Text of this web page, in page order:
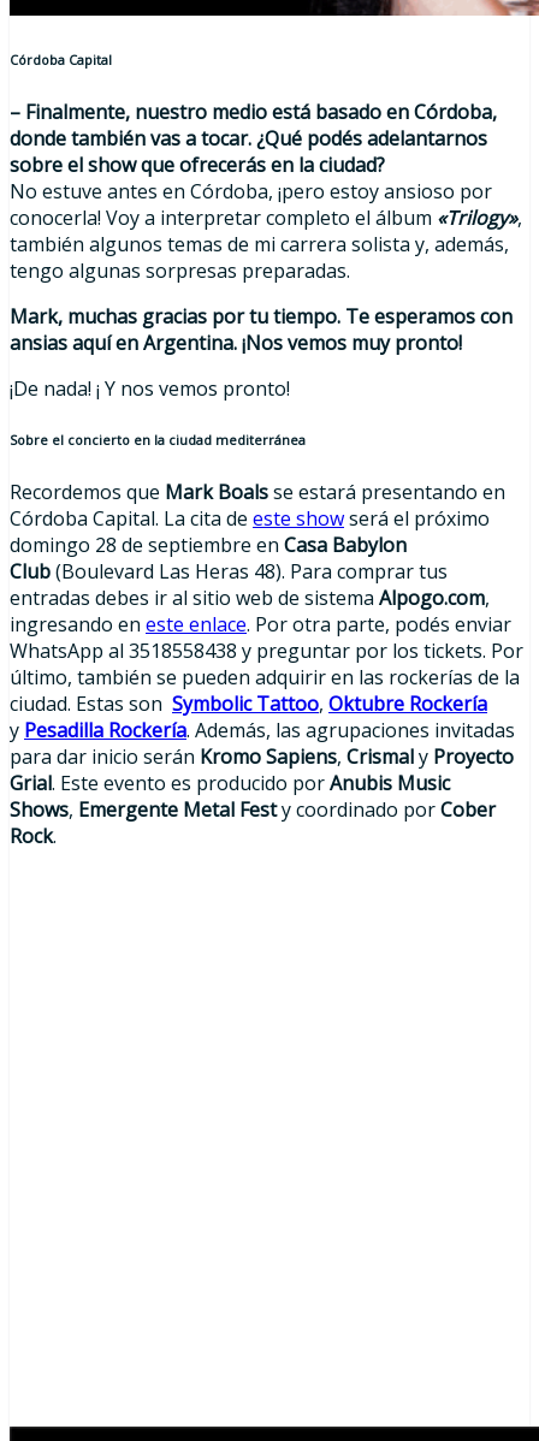
Córdoba Capital
– Finalmente, nuestro medio está basado en Córdoba,
donde también vas a tocar. ¿Qué podés adelantarnos
sobre el show que ofrecerás en la ciudad?
No estuve antes en Córdoba, ¡pero estoy ansioso por
conocerla! Voy a interpretar completo el álbum «Trilogy»,
también algunos temas de mi carrera solista y, además,
tengo algunas sorpresas preparadas.
Mark, muchas gracias por tu tiempo. Te esperamos con
ansias aquí en Argentina. ¡Nos vemos muy pronto!
¡De nada! ¡ Y nos vemos pronto!
Sobre el concierto en la ciudad mediterránea
Recordemos que Mark Boalsse estará presentando en
Córdoba Capital. La cita de este showserá el próximo
domingo 28 de septiembre en Casa Babylon
Club(Boulevard Las Heras 48). Para comprar tus
entradas debes ir al sitio web de sistema Alpogo.com,
ingresando en este enlace. Por otra parte, podés enviar
WhatsApp al 3518558438 y preguntar por los tickets. Por
último, también se pueden adquirir en las rockerías de la
ciudad. Estas son Symbolic Tattoo, Oktubre Rockería
y Pesadilla Rockería. Además, las agrupaciones invitadas
para dar inicio serán Kromo Sapiens, Crismaly Proyecto
Grial. Este evento es producido porAnubis Music
Shows, Emergente Metal Festy coordinado porCober
Rock.